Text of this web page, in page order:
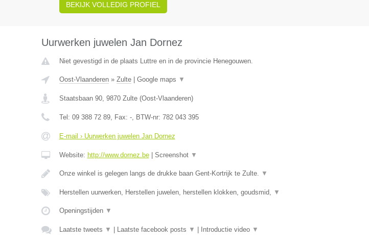
BEKIJK VOLLEDIG PROFIEL
Uurwerken juwelen Jan Dornez
Niet gevestigd in de plaats Luttre en in de provincie Henegouwen.
Oost-Vlaanderen» Zulte| Google maps ▼
Staatsbaan 90, 9870 Zulte(Oost-Vlaanderen)
Tel: 09 388 72 89, Fax: -, BTW-nr: 782 043 395
E-mail › Uurwerken juwelen Jan Dornez
Website: http://www.dornez.be| Screenshot ▼
Onze winkel is gelegen langs de drukke baan Gent-Kortrijk te Zulte. ▼
Herstellen uurwerken, Herstellen juwelen, herstellen klokken, goudsmid, ▼
Openingstijden ▼
Laatste tweets ▼ Laatste facebook posts ▼ Introductie video ▼